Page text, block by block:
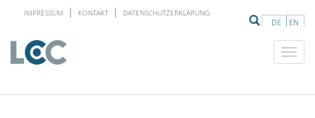
DE EN
IMPRESSUM KONTAKT DATENSCHUTZERKLÄRUNG